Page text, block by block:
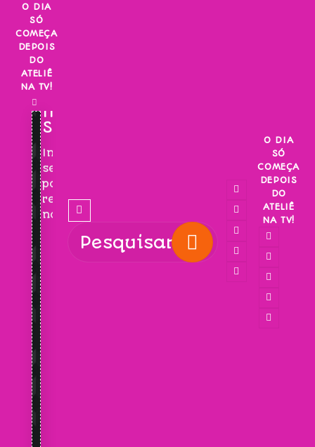
Skip
content
O DIA
SÓ
COMEÇA
DEPOIS
DO
ATELIÊ
NA TV!
INSCREVA-
SE!
Inscreva-
se
para
receber
novidades!
O DIA
SÓ
COMEÇA
DEPOIS
DO
ATELIÊ
NA TV!